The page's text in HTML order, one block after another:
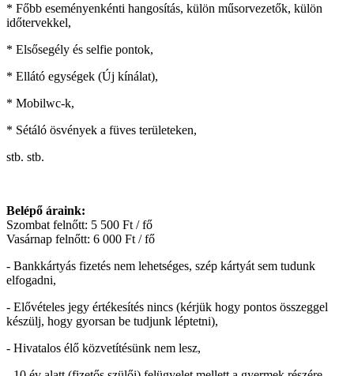
* Főbb eseményenkénti hangosítás, külön műsorvezetők, külön
időtervekkel,
* Elsősegély és selfie pontok,
* Ellátó egységek (Új kínálat),
* Mobilwc-k,
* Sétáló ösvények a füves területeken,
stb. stb.
Belépő áraink:
Szombat felnőtt: 5 500 Ft / fő
Vasárnap felnőtt: 6 000 Ft / fő
- Bankkártyás fizetés nem lehetséges, szép kártyát sem tudunk
elfogadni,
- Elővételes jegy értékesítés nincs (kérjük hogy pontos összeggel
készülj, hogy gyorsan be tudjunk léptetni),
- Hivatalos élő közvetítésünk nem lesz,